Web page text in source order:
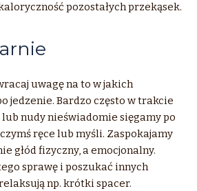
pozostałych przekąsek.
uwagę na to w jakich
jedzenie. Bardzo często w trakcie
nudy nieświadomie sięgamy po
ręce lub myśli. Zaspokajamy
głód fizyczny, a emocjonalny.
sprawę i poszukać innych
np. krótki spacer.